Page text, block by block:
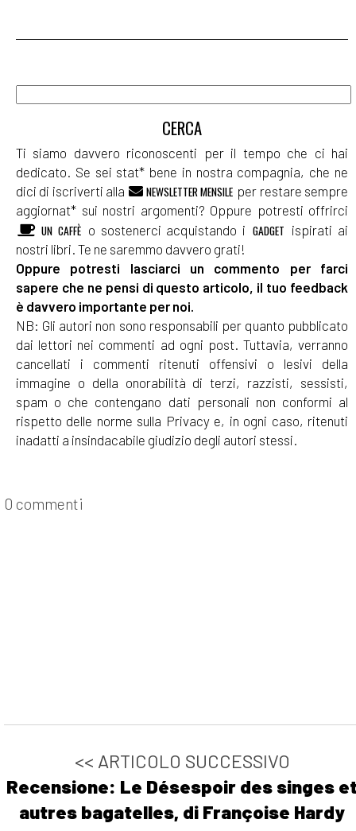
Ti siamo davvero riconoscenti per il tempo che ci hai
dedicato. Se sei stat* bene in nostra compagnia, che ne
dici di iscriverti alla
NEWSLETTER MENSILE per restare sempre
aggiornat* sui nostri argomenti? Oppure potresti offrirci
UN CAFFÈ o sostenerci acquistando i GADGET ispirati ai
nostri libri. Te ne saremmo davvero grati!
Oppure potresti lasciarci un commento per farci
sapere che ne pensi di questo articolo, il tuo feedback
è davvero importante per noi.
NB: Gli autori non sono responsabili per quanto pubblicato
dai lettori nei commenti ad ogni post. Tuttavia, verranno
cancellati i commenti ritenuti offensivi o lesivi della
immagine o della onorabilità di terzi, razzisti, sessisti,
spam o che contengano dati personali non conformi al
rispetto delle norme sulla Privacy e, in ogni caso, ritenuti
inadatti a insindacabile giudizio degli autori stessi.
0 commenti
<< ARTICOLO SUCCESSIVO
Recensione: Le Désespoir des singes
autres bagatelles, di Françoise Hardy